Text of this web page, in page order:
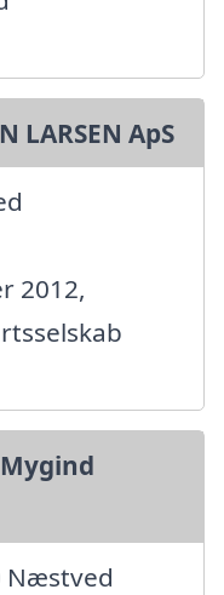
LARSEN ApS
2012,
Næstved